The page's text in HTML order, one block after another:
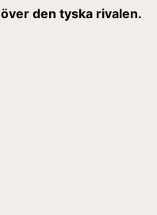
över den tyska rivalen.